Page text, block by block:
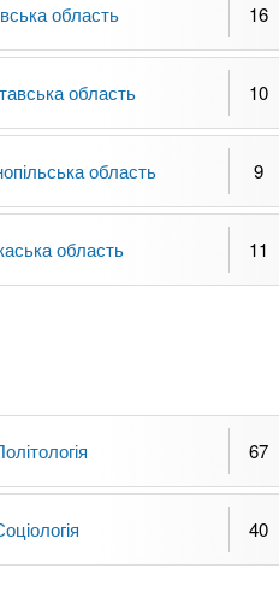
область 16
область 10
область 9
область 11
67
40